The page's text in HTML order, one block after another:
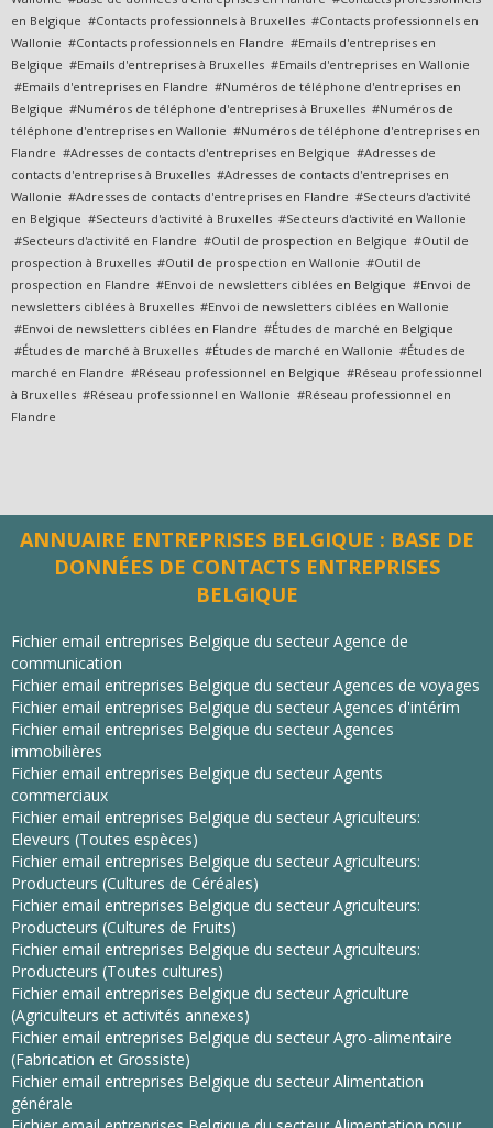
en Belgique #Contacts professionnels à Bruxelles #Contacts professionnels en
Wallonie #Contacts professionnels en Flandre #Emails d'entreprises en
Belgique #Emails d'entreprises à Bruxelles #Emails d'entreprises en Wallonie
#Emails d'entreprises en Flandre #Numéros de téléphone d'entreprises en
Belgique #Numéros de téléphone d'entreprises à Bruxelles #Numéros de
téléphone d'entreprises en Wallonie #Numéros de téléphone d'entreprises en
Flandre #Adresses de contacts d'entreprises en Belgique #Adresses de
contacts d'entreprises à Bruxelles #Adresses de contacts d'entreprises en
Wallonie #Adresses de contacts d'entreprises en Flandre #Secteurs d'activité
en Belgique #Secteurs d'activité à Bruxelles #Secteurs d'activité en Wallonie
#Secteurs d'activité en Flandre #Outil de prospection en Belgique #Outil de
prospection à Bruxelles #Outil de prospection en Wallonie #Outil de
prospection en Flandre #Envoi de newsletters ciblées en Belgique #Envoi de
newsletters ciblées à Bruxelles #Envoi de newsletters ciblées en Wallonie
#Envoi de newsletters ciblées en Flandre #Études de marché en Belgique
#Études de marché à Bruxelles #Études de marché en Wallonie #Études de
marché en Flandre #Réseau professionnel en Belgique #Réseau professionnel
à Bruxelles #Réseau professionnel en Wallonie #Réseau professionnel en
Flandre
ANNUAIRE ENTREPRISES BELGIQUE : BASE DE
DONNÉES DE CONTACTS ENTREPRISES
BELGIQUE
Fichier email entreprises Belgique du secteur Agence de
communication
Fichier email entreprises Belgique du secteur Agences de voyages
Fichier email entreprises Belgique du secteur Agences d'intérim
Fichier email entreprises Belgique du secteur Agences
immobilières
Fichier email entreprises Belgique du secteur Agents
commerciaux
Fichier email entreprises Belgique du secteur Agriculteurs:
Eleveurs (Toutes espèces)
Fichier email entreprises Belgique du secteur Agriculteurs:
Producteurs (Cultures de Céréales)
Fichier email entreprises Belgique du secteur Agriculteurs:
Producteurs (Cultures de Fruits)
Fichier email entreprises Belgique du secteur Agriculteurs:
Producteurs (Toutes cultures)
Fichier email entreprises Belgique du secteur Agriculture
(Agriculteurs et activités annexes)
Fichier email entreprises Belgique du secteur Agro-alimentaire
(Fabrication et Grossiste)
Fichier email entreprises Belgique du secteur Alimentation
générale